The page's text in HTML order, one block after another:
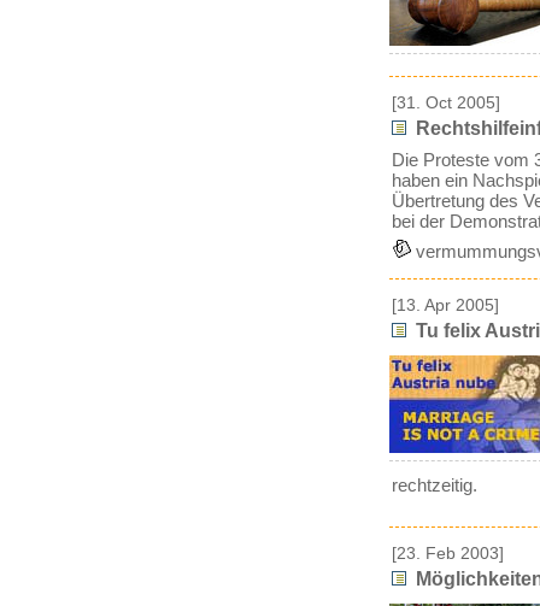
[31. Oct 2005]
Die Proteste vom
haben ein
Übertretung des
bei der
[13. Apr 2005]
Tu felix
rechtzeitig.
[23. Feb 2003]